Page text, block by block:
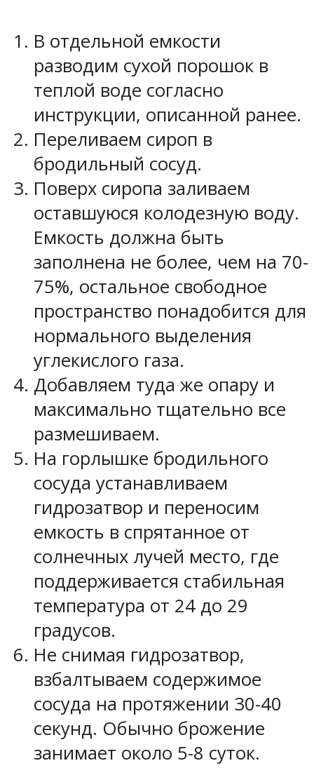
В отдельной емкости
разводим сухой порошок в
теплой воде согласно
инструкции, описанной ранее.
Переливаем сироп в
бродильный сосуд.
Поверх сиропа заливаем
оставшуюся колодезную воду.
Емкость должна быть
заполнена не более, чем на 70-
75%, остальное свободное
пространство понадобится для
нормального выделения
углекислого газа.
Добавляем туда же опару и
максимально тщательно все
размешиваем.
На горлышке бродильного
сосуда устанавливаем
гидрозатвор и переносим
емкость в спрятанное от
солнечных лучей место, где
поддерживается стабильная
температура от 24 до 29
градусов.
Не снимая гидрозатвор,
взбалтываем содержимое
сосуда на протяжении 30-40
секунд. Обычно брожение
занимает около 5-8 суток.